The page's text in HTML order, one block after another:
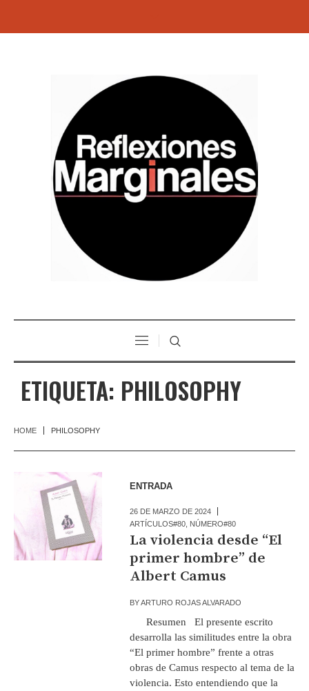
ETIQUETA: PHILOSOPHY
HOME PHILOSOPHY
ENTRADA
26 DE MARZO DE 2024
ARTÍCULOS#80 NÚMERO#80
La violencia desde “El
primer hombre” de
Albert Camus
BYARTURO ROJAS ALVARADO
Resumen El presente escrito
desarrolla las similitudes entre la obra
“El primer hombre” frente a otras
obras de Camus respecto al tema de la
violencia. Esto entendiendo que la